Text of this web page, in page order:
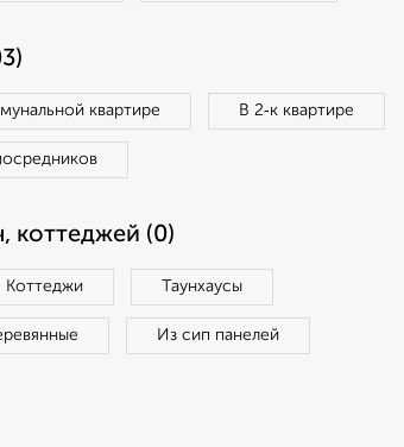
квартире В 2‑к квартире
коттеджей (0)
Коттеджи Таунхаусы
Из сип панелей